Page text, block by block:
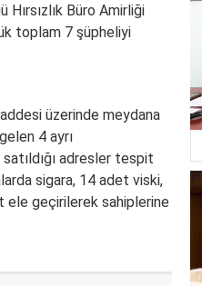
Hırsızlık Büro Amirliği
toplam 7 şüpheliyi
üzerinde meydana
4 ayrı
adresler tespit
sigara, 14 adet viski,
geçirilerek sahiplerine